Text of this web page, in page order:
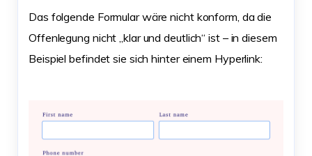
Das folgende Formular wäre nicht konform, da die
Offenlegung nicht „klar und deutlich“ ist – in diesem
Beispiel befindet sie sich hinter einem Hyperlink: